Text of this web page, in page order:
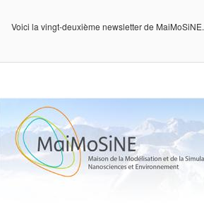
Voici la vingt-deuxième newsletter de MaiMoSiNE.